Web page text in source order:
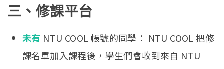
三、修課平台
未有 NTU COOL 帳號的同學： NTU COOL 把修
課名單加入課程後，學生們會收到來自 NTU